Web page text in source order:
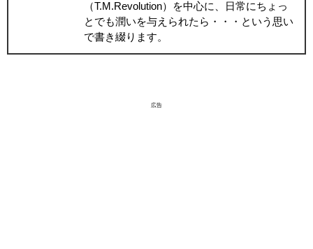
（T.M.Revolution）を中心に、日常にちょっ
とでも潤いを与えられたら・・・という思い
で書き綴ります。
広告